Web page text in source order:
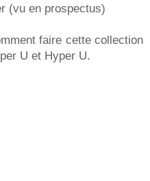
(vu en prospectus)
faire cette collection
U et Hyper U.